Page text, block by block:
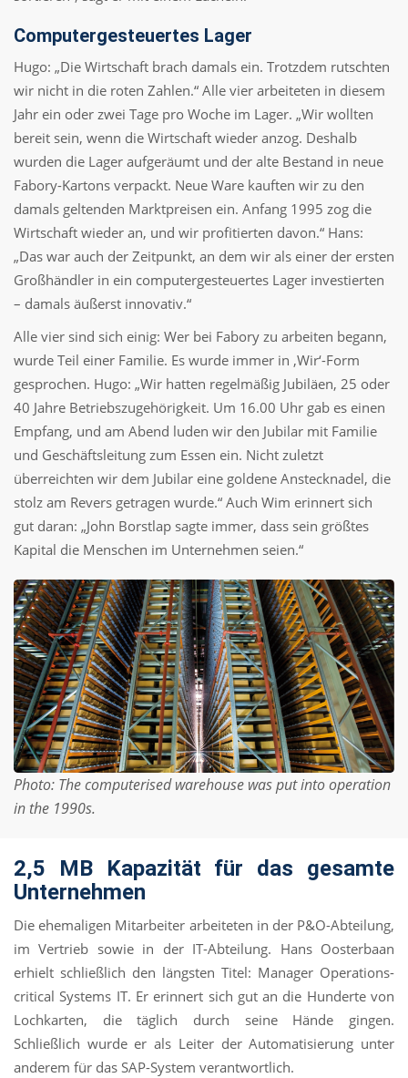
Computergesteuertes Lager
Hugo: „Die Wirtschaft brach damals ein. Trotzdem rutschten
wir nicht in die roten Zahlen.“ Alle vier arbeiteten in diesem
Jahr ein oder zwei Tage pro Woche im Lager. „Wir wollten
bereit sein, wenn die Wirtschaft wieder anzog. Deshalb
wurden die Lager aufgeräumt und der alte Bestand in neue
Fabory-Kartons verpackt. Neue Ware kauften wir zu den
damals geltenden Marktpreisen ein. Anfang 1995 zog die
Wirtschaft wieder an, und wir profitierten davon.“ Hans:
„Das war auch der Zeitpunkt, an dem wir als einer der ersten
Großhändler in ein computergesteuertes Lager investierten
– damals äußerst innovativ.“
Alle vier sind sich einig: Wer bei Fabory zu arbeiten begann,
wurde Teil einer Familie. Es wurde immer in ‚Wir‘-Form
gesprochen. Hugo: „Wir hatten regelmäßig Jubiläen, 25 oder
40 Jahre Betriebszugehörigkeit. Um 16.00 Uhr gab es einen
Empfang, und am Abend luden wir den Jubilar mit Familie
und Geschäftsleitung zum Essen ein. Nicht zuletzt
überreichten wir dem Jubilar eine goldene Anstecknadel, die
stolz am Revers getragen wurde.“ Auch Wim erinnert sich
gut daran: „John Borstlap sagte immer, dass sein größtes
Kapital die Menschen im Unternehmen seien.“
Photo: The computerised warehouse was put into operation
in the 1990s.
2,5 MB Kapazität für das gesamte
Unternehmen
Die ehemaligen Mitarbeiter arbeiteten in der P&O-Abteilung,
im Vertrieb sowie in der IT-Abteilung. Hans Oosterbaan
erhielt schließlich den längsten Titel: Manager Operations-
critical Systems IT. Er erinnert sich gut an die Hunderte von
Lochkarten, die täglich durch seine Hände gingen.
Schließlich wurde er als Leiter der Automatisierung unter
anderem für das SAP-System verantwortlich.